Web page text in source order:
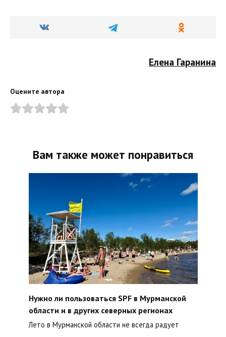
Елена Гаранина
Оцените автора
Вам также может понравиться
Нужно ли пользоваться SPF в Мурманской
области и в других северных регионах
Лето в Мурманской области не всегда радует